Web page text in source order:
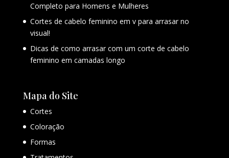
Completo para Homens e Mulheres
Cortes de cabelo feminino em v para arrasar no
visual!
Dicas de como arrasar com um corte de cabelo
feminino em camadas longo
Mapa do Site
Cortes
Coloração
Formas